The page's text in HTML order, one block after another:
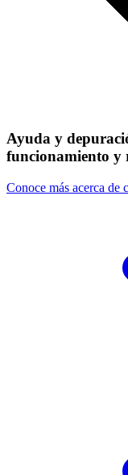
Ayuda y
funcionamiento y
Conoce más acerca de